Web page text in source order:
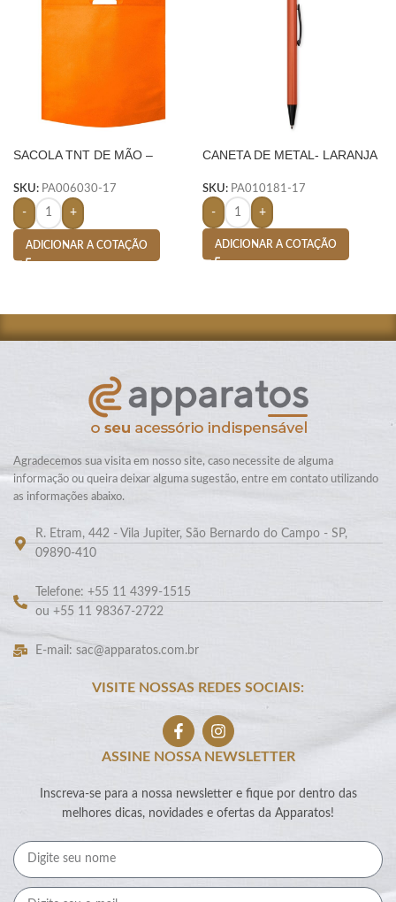
SACOLA TNT DE MÃO –
SKU: PA006030-17
- +
ADICIONAR A COTAÇÃO
CANETA DE METAL- LARANJA
SKU: PA010181-17
- +
ADICIONAR A COTAÇÃO
Agradecemos sua visita em nosso site, caso necessite de alguma
informação ou queira deixar alguma sugestão, entre em contato utilizando
as informações abaixo.
R. Etram, 442 - Vila Jupiter, São Bernardo do Campo - SP,
09890-410
Telefone: +55 11 4399-1515
ou +55 11 98367-2722
E-mail: sac@apparatos.com.br
VISITE NOSSAS REDES SOCIAIS:
ASSINE NOSSA NEWSLETTER
Inscreva-se para a nossa newsletter e fique por dentro das
melhores dicas, novidades e ofertas da Apparatos!